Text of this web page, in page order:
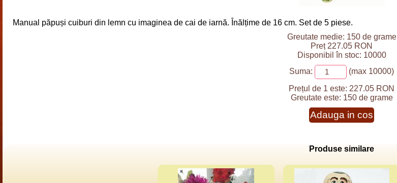
Manual păpuși cuiburi din lemn cu imaginea de cai de iarnă. Înălțime de 16 cm. Set de 5 piese.
Greutate medie: 150 de grame
Preț 227.05 RON
Disponibil în stoc: 10000
Suma:
(max 10000)
Prețul de 1 este: 227.05 RON
Greutate este: 150 de grame
Adauga in cos
Produse similare